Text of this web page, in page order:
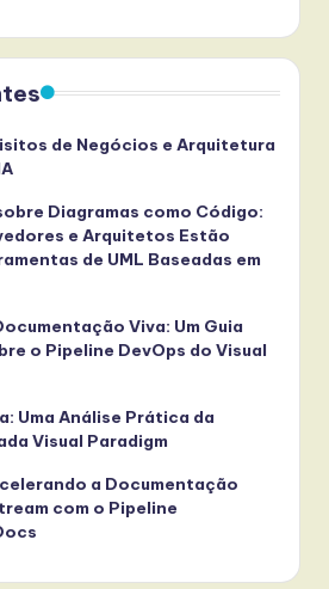
de Negócios e Arquitetura
Diagramas como Código:
e Arquitetos Estão
de UML Baseadas em
Viva: Um Guia
o Pipeline DevOps do Visual
Uma Análise Prática da
Visual Paradigm
a Documentação
com o Pipeline